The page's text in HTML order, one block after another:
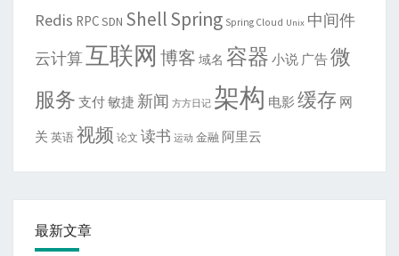
Redis RPCSDN ShellSpring Spring Cloud Unix 中间件
云计算互联网 博客 域名 容器 小说 广告微
服务 支付敏捷 新闻 方方日记 架构 电影 缓存 网
关 英语视频 论文 读书 运动 金融 阿里云
最新文章